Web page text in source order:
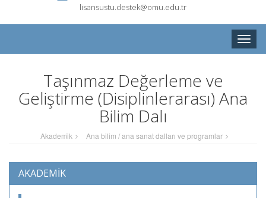
lisansustu.destek@omu.edu.tr
Toggle
Taşınmaz Değerleme ve
Geliştirme (Disiplinlerarası) Ana
Bilim Dalı
Akademi̇k Ana bilim / ana sanat dalları ve programlar
AKADEMİK